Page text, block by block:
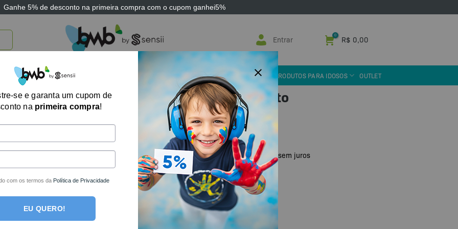
Ganhe 5% de desconto na primeira compra com o cupom ganhei5%
Entrar R$ 0,00
BRINQUEDOS E JOGOS ARK THERAPEUTIC SENSII TECNOLOGIA ASSISTIVA PRODUTOS PARA IDOSOS OUTLET
Jogo Educativo Fala Certo
107,26 no boleto ou PIX
R$112,90 em até2x deR$56,45sem juros
Em estoque
Jogo Educativo Fala Certo quantidade
COMPRAR
se e garanta um cupom de
na primeira compra!
com os termos da Política de Privacidade
EU QUERO!